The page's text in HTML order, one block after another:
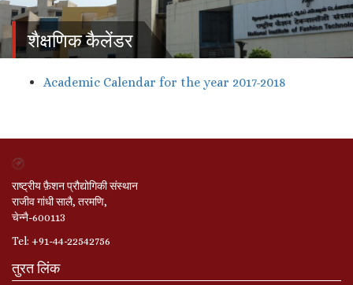
शैक्षणिक कैलेंडर
Academic Calendar for the year 2017-2018
राष्ट्रीय फ़ैशन प्रौद्योगिकी संस्थान
राजीव गांधी सालै, तरमणि,
चेन्नै-600113
Tel: +91-44-22542756
तुरत लिंक